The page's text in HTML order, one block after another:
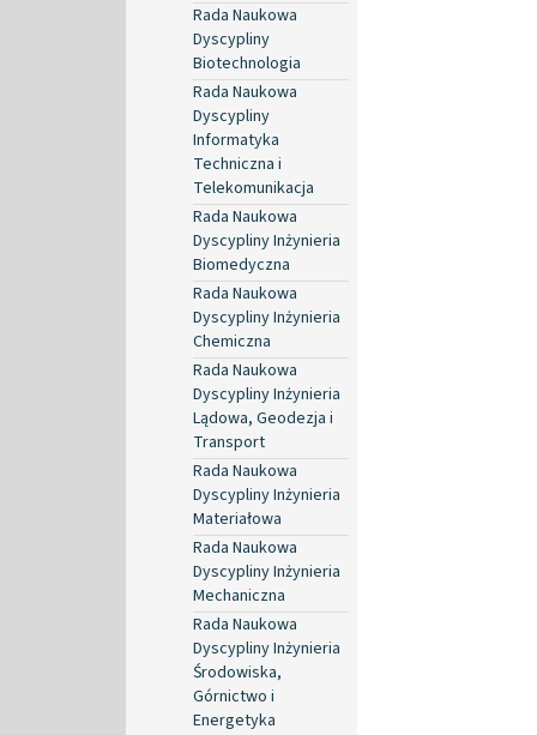
Rada Naukowa
Dyscypliny
Biotechnologia
Rada Naukowa
Dyscypliny
Informatyka
Techniczna i
Telekomunikacja
Rada Naukowa
Dyscypliny Inżynieria
Biomedyczna
Rada Naukowa
Dyscypliny Inżynieria
Chemiczna
Rada Naukowa
Dyscypliny Inżynieria
Lądowa, Geodezja i
Transport
Rada Naukowa
Dyscypliny Inżynieria
Materiałowa
Rada Naukowa
Dyscypliny Inżynieria
Mechaniczna
Rada Naukowa
Dyscypliny Inżynieria
Środowiska,
Górnictwo i
Energetyka